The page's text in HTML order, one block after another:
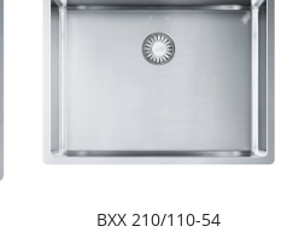
BXX 210/110-54